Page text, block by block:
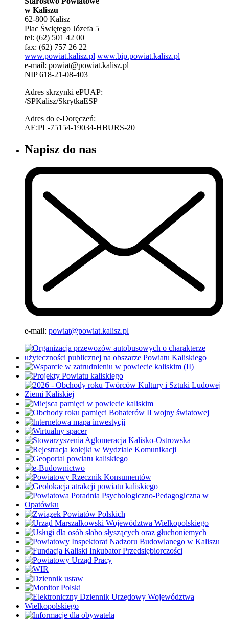
w Kaliszu
62-800 Kalisz
Plac Świętego Józefa 5
tel: (62) 501 42 00
fax: (62) 757 26 22
www.powiat.kalisz.pl www.bip.powiat.kalisz.pl
e-mail: powiat@powiat.kalisz.pl
NIP 618-21-08-403
Adres skrzynki ePUAP:
/SPKalisz/SkrytkaESP
Adres do e-Doręczeń:
AE:PL-75154-19034-HBURS-20
Napisz do nas
e-mail: powiat@powiat.kalisz.pl